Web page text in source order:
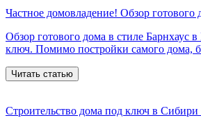
Частное домовладение! Обзор
Обзор готового дома в стиле
ключ. Помимо постройки самого дома,
Читать статью
Строительство дома под ключ в Сибири